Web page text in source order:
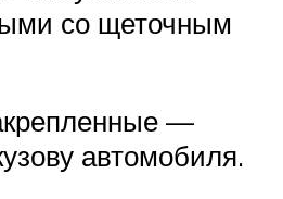
со щеточным
—
автомобиля.